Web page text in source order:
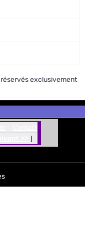
exclusivement
]